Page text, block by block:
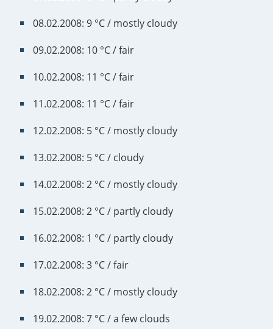
08.02.2008: 9 °C / mostly cloudy
09.02.2008: 10 °C / fair
10.02.2008: 11 °C / fair
11.02.2008: 11 °C / fair
12.02.2008: 5 °C / mostly cloudy
13.02.2008: 5 °C / cloudy
14.02.2008: 2 °C / mostly cloudy
15.02.2008: 2 °C / partly cloudy
16.02.2008: 1 °C / partly cloudy
17.02.2008: 3 °C / fair
18.02.2008: 2 °C / mostly cloudy
19.02.2008: 7 °C / a few clouds